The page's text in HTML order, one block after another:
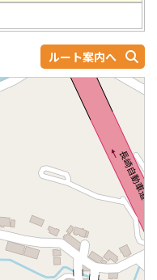
ルート案内へ